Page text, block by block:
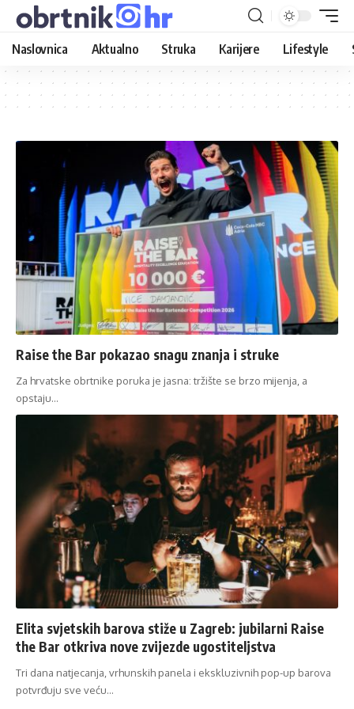
Naslovnica Aktualno Struka Karijere Lifestyle
Raise the Bar pokazao snagu znanja i struke
Za hrvatske obrtnike poruka je jasna: tržište se brzo mijenja, a
opstaju…
Elita svjetskih barova stiže u Zagreb: jubilarni Raise
the Bar otkriva nove zvijezde ugostiteljstva
Tri dana natjecanja, vrhunskih panela i ekskluzivnih pop-up barova
potvrđuju sve veću…